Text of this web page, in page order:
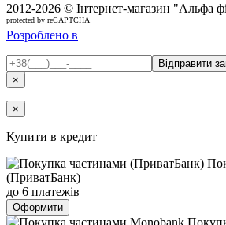
2012-2026 © Інтернет-магазин "Альфа
protected by reCAPTCHA
Розроблено в
×
×
Купити в кредит
(ПриватБанк)
до 6 платежів
Оформити